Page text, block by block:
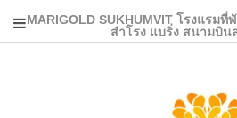
MARIGOLD SUKHUMVIT โรงแรมที่
สำโรง แบริ่ง สนามบิ